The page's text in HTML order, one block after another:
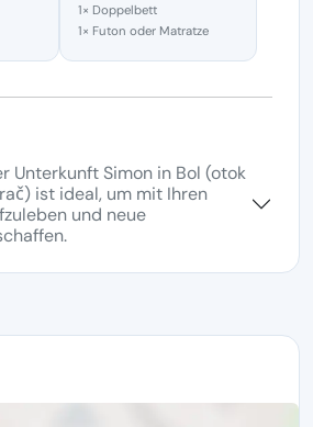
1× Doppelbett
1× Futon oder Matratze
Unterkunft Simon in Bol (otok
ist ideal, um mit Ihren
und neue